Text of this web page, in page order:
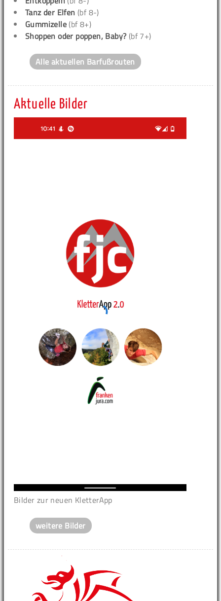
Tanz der Elfen (bf 8-)
Gummizelle (bf 8+)
Shoppen oder poppen, Baby? (bf 7+)
Alle aktuellen Barfußrouten
Aktuelle Bilder
Bilder zur neuen KletterApp
weitere Bilder